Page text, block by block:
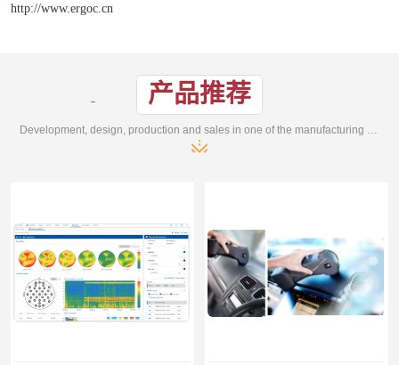
http://www.ergoc.cn
产品推荐